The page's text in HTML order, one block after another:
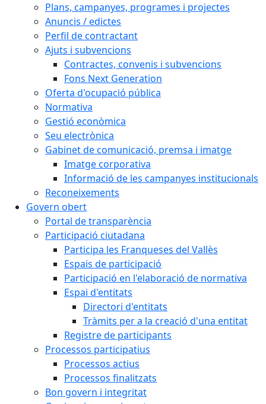
Plans, campanyes, programes i projectes
Anuncis / edictes
Perfil de contractant
Ajuts i subvencions
Contractes, convenis i subvencions
Fons Next Generation
Oferta d'ocupació pública
Normativa
Gestió econòmica
Seu electrònica
Gabinet de comunicació, premsa i imatge
Imatge corporativa
Informació de les campanyes institucionals
Reconeixements
Govern obert
Portal de transparència
Participació ciutadana
Participa les Franqueses del Vallès
Espais de participació
Participació en l'elaboració de normativa
Espai d'entitats
Directori d'entitats
Tràmits per a la creació d'una entitat
Registre de participants
Processos participatius
Processos actius
Processos finalitzats
Bon govern i integritat